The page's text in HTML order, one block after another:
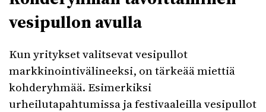
vesipullon avulla
Kun yritykset valitsevat vesipullot
markkinointivälineeksi, on tärkeää miettiä
kohderyhmää. Esimerkiksi
urheilutapahtumissa ja festivaaleilla vesipullot